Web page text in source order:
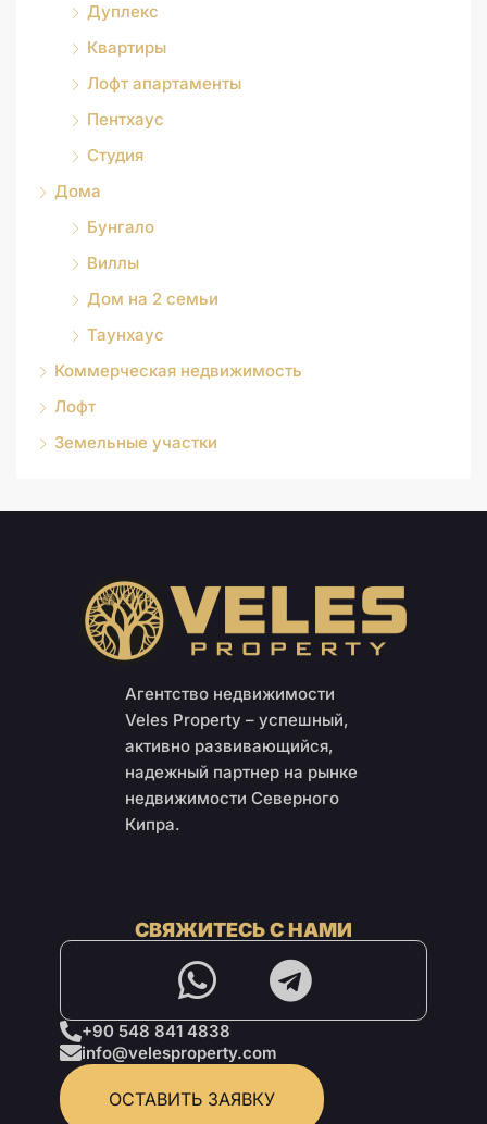
Дуплекс
Квартиры
Лофт апартаменты
Пентхаус
Студия
Дома
Бунгало
Виллы
Дом на 2 семьи
Таунхаус
Коммерческая недвижимость
Лофт
Земельные участки
Агентство недвижимости
Veles Property – успешный,
активно развивающийся,
надежный партнер на рынке
недвижимости Северного
Кипра.
СВЯЖИТЕСЬ С НАМИ
+90 548 841 4838
info@velesproperty.com
ОСТАВИТЬ ЗАЯВКУ